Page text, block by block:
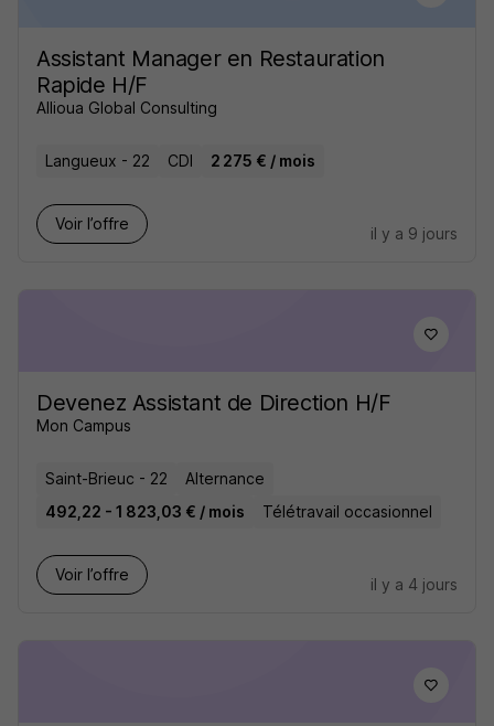
Assistant Manager en Restauration
Rapide H/F
Allioua Global Consulting
Langueux - 22 CDI 2 275 € / mois
Voir l’offre
il y a 9 jours
Devenez Assistant de Direction H/F
Mon Campus
Saint-Brieuc - 22
Alternance
492,22 - 1 823,03 € / mois
Télétravail occasionnel
Voir l’offre
il y a 4 jours